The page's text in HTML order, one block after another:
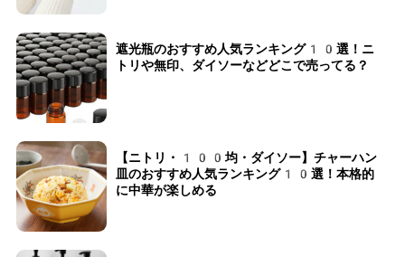
遮光瓶のおすすめ人気ランキング10選！ニ
トリや無印、ダイソーなどどこで売ってる？
【ニトリ・100均・ダイソー】チャーハン
皿のおすすめ人気ランキング10選！本格的
に中華が楽しめる